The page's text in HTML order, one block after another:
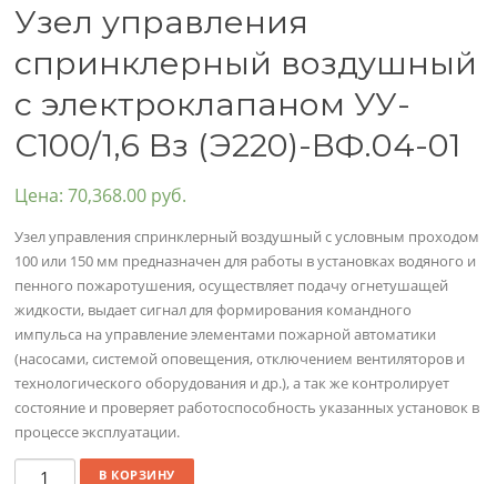
Узел управления
спринклерный воздушный
с электроклапаном УУ-
С100/1,6 Вз (Э220)-ВФ.04-01
Цена:70,368.00 руб.
Узел управления спринклерный воздушный с условным проходом
100 или 150 мм предназначен для работы в установках водяного и
пенного пожаротушения, осуществляет подачу огнетушащей
жидкости, выдает сигнал для формирования командного
импульса на управление элементами пожарной автоматики
(насосами, системой оповещения, отключением вентиляторов и
технологического оборудования и др.), а так же контролирует
состояние и проверяет работоспособность указанных установок в
процессе эксплуатации.
Количество
В КОРЗИНУ